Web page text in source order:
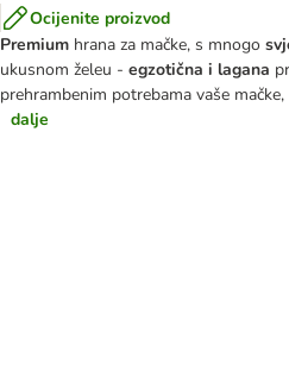
Ocijenite proizvod
Premium hrana za mačke, s mnogo
ukusnom želeu - egzotična i lagana
prehrambenim potrebama vaše
dalje